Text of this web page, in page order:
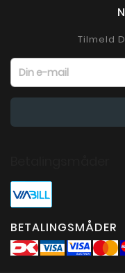
Tilmeld
BETALINGSMÅDER